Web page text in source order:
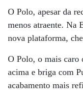
O Polo, apesar da
menos atraente. Na
nova plataforma,
O Polo, o mais caro
acima e briga com
acabamento mais